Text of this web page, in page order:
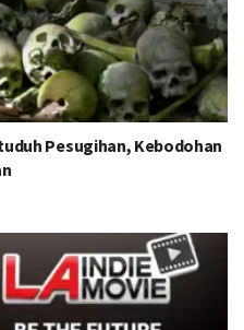
Pesugihan, Kebodohan